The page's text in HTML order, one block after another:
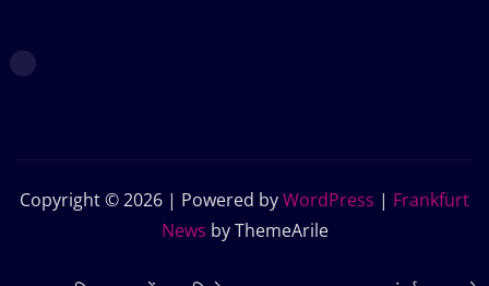
Copyright © 2026 | Powered byWordPress | Frankfurt
News by ThemeArile